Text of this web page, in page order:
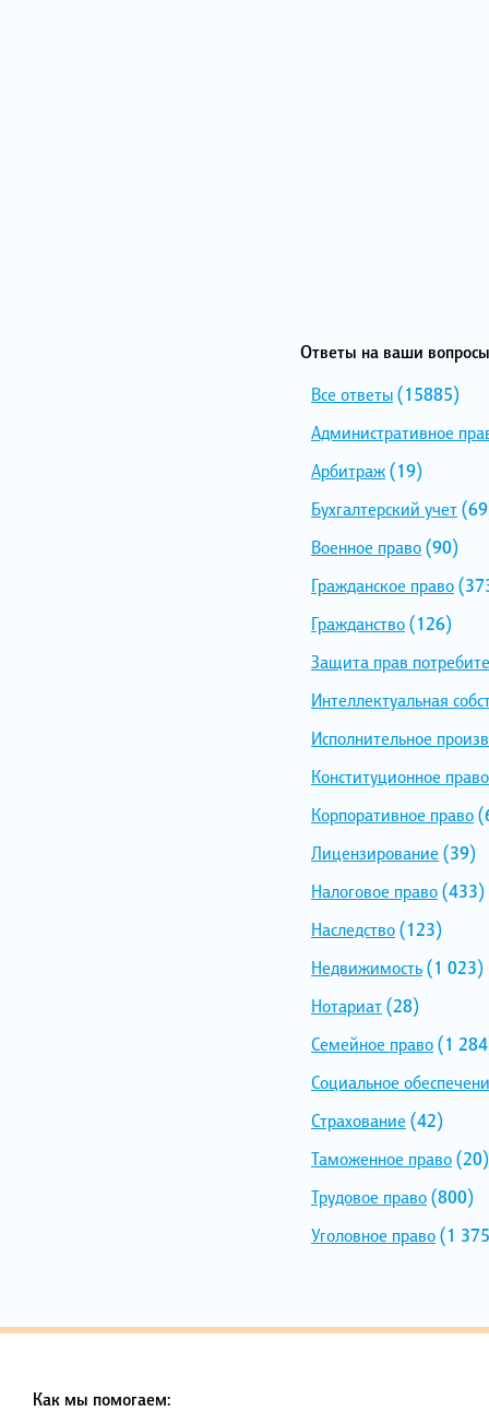
Ответы на ваши
Все ответы(15885)
Административное
Арбитраж(19)
Бухгалтерский учет
Военное право(90)
Гражданское право
Гражданство(126)
Защита прав
Интеллектуальная
Исполнительное
Конституционное право
Корпоративное право
Лицензирование (39)
Налоговое право(433)
Наследство(123)
Недвижимость(1 023)
Нотариат(28)
Семейное право(1
Социальное
Страхование (42)
Таможенное право(20)
Трудовое право(800)
Уголовное право(1
Как мы помогаем: